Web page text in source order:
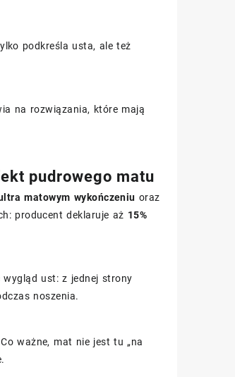
podkreśla usta, ale też
na rozwiązania, które mają
pudrowego matu
matowym wykończeniu oraz
producent deklaruje aż 15%
wygląd ust: z jednej strony
noszenia.
ważne, mat nie jest tu „na